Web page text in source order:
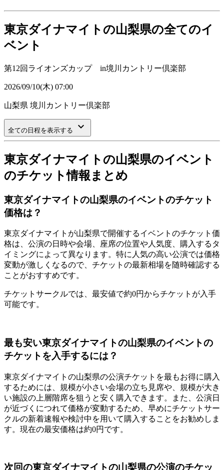
東京ダイナマイトの山梨県の全てのイ
ベント
第12回ライオンズカップ in境川カントリー倶楽部
2026/09/10(木) 07:00
山梨県 境川カントリー倶楽部
全ての日程を表示する keyboard_arrow_down
東京ダイナマイトの山梨県のイベント
のチケット情報まとめ
東京ダイナマイトの山梨県のイベントのチケット
価格は？
東京ダイナマイトが山梨県で開催するイベントのチケット価
格は、公演の日時や会場、座席の位置や人気度、購入するタ
イミングによって異なります。特に人気の高い公演では価格
変動が激しくなるので、チケットの最新相場を随時確認する
ことがおすすめです。
チケットサークルでは、最安値で約0円からチケットが入手
可能です。
最も安い東京ダイナマイトの山梨県のイベントの
チケットを入手するには？
東京ダイナマイトの山梨県の公演チケットを最もお得に購入
するためには、規模が小さい会場の立ち見席や、規模が大き
い施設の上層階席を狙うと安く購入できます。また、公演日
が近づくにつれて価格が変動するため、早めにチケットサー
クルの新着速報や検討中を用いて購入することをお勧めしま
す。現在の最安価格は約0円です。
次回の東京ダイナマイトの山梨県の公演のチケッ